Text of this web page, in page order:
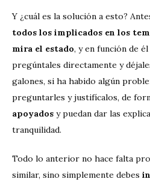
Y ¿cuál es la solución a esto?
todos los implicados en los
mira el estado, y en función de
pregúntales directamente y
galones, si ha habido algún
preguntarles y justifícalos, de
apoyados y puedan dar las
tranquilidad.
Todo lo anterior no hace falta
similar, sino simplemente debes